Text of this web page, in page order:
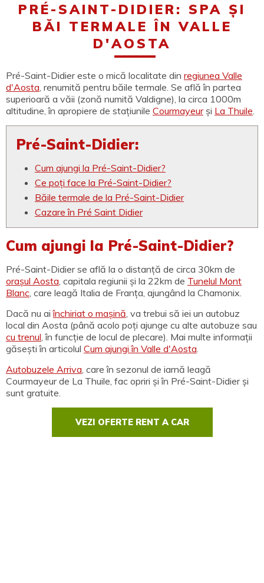
PRÉ-SAINT-DIDIER: SPA ȘI
BĂI TERMALE ÎN VALLE
D'AOSTA
Pré-Saint-Didier este o mică localitate din regiunea Valle
d'Aosta, renumită pentru băile termale. Se află în partea
superioară a văii (zonă numită Valdigne), la circa 1000m
altitudine, în apropiere de stațiunile Courmayeurși La Thuile.
Pré-Saint-Didier:
Cum ajungi la Pré-Saint-Didier?
Ce poți face la Pré-Saint-Didier?
Băile termale de la Pré-Saint-Didier
Cazare în Pré Saint Didier
Cum ajungi la Pré-Saint-Didier?
Pré-Saint-Didier se află la o distanță de circa 30km de
orașul Aosta, capitala regiunii și la 22km de Tunelul Mont
Blanc, care leagă Italia de Franța, ajungând la Chamonix.
Dacă nu aiînchiriat o mașină, va trebui să iei un autobuz
local din Aosta (până acolo poți ajunge cu alte autobuze sau
cu trenul, în funcție de locul de plecare). Mai multe informații
găsești în articolul Cum ajungi în Valle d'Aosta.
Autobuzele Arriva, care în sezonul de iarnă leagă
Courmayeur de La Thuile, fac opriri și în Pré-Saint-Didier și
sunt gratuite.
VEZI OFERTE RENT A CAR